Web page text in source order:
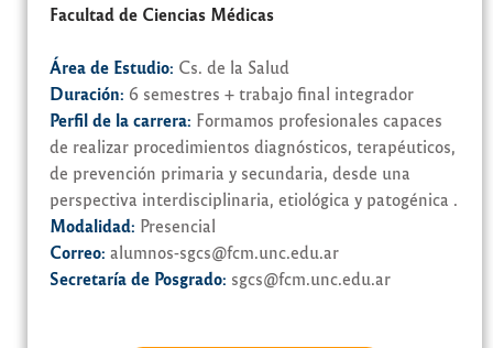
Facultad de Ciencias Médicas
Área de Estudio: Cs. de la Salud
Duración: 6 semestres + trabajo final integrador
Perfil de la carrera: Formamos profesionales capaces
de realizar procedimientos diagnósticos, terapéuticos,
de prevención primaria y secundaria, desde una
perspectiva interdisciplinaria, etiológica y patogénica .
Modalidad: Presencial
Correo: alumnos-sgcs@fcm.unc.edu.ar
Secretaría de Posgrado: sgcs@fcm.unc.edu.ar